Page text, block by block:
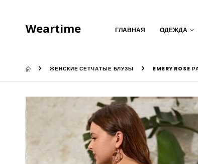
Weartime ГЛАВНАЯ ОДЕЖДА
ЖЕНСКИЕ СЕТЧАТЫЕ БЛУЗЫ EMERY